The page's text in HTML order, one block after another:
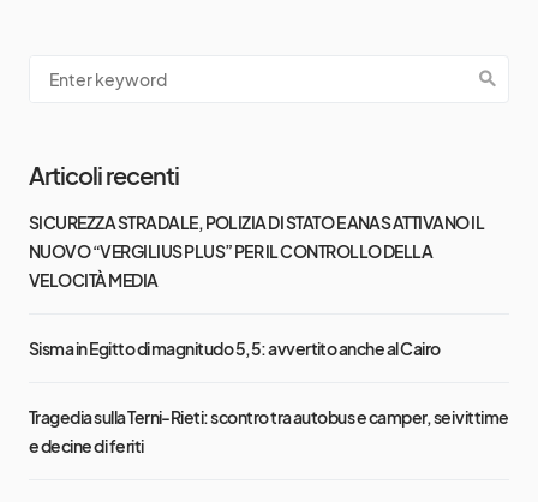
Articoli recenti
SICUREZZA STRADALE, POLIZIA DI STATO E ANAS ATTIVANO IL
NUOVO “VERGILIUS PLUS” PER IL CONTROLLO DELLA
VELOCITÀ MEDIA
Sisma in Egitto di magnitudo 5,5: avvertito anche al Cairo
Tragedia sulla Terni-Rieti: scontro tra autobus e camper, sei vittime
e decine di feriti